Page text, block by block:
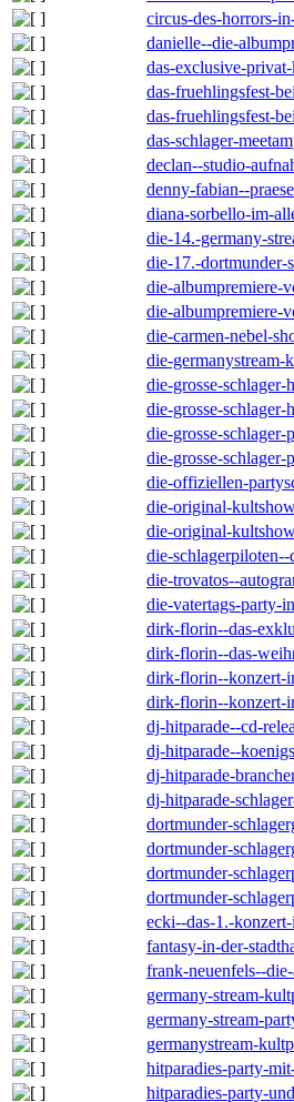
circus-des-horrors-
danielle--die-
das-exclusive-
das-fruehlingsfest-
das-fruehlingsfest-
das-schlager-
declan--studio-
denny-fabian--
diana-sorbello-im-
die-14.-germany-
die-17.-dortmunder-
die-albumpremiere-
die-albumpremiere-
die-carmen-nebel-
die-germanystream-
die-grosse-
die-grosse-
die-grosse-
die-grosse-
die-offiziellen-
die-original-
die-original-
die-
die-trovatos--
die-vatertags-party-
dirk-florin--das-
dirk-florin--das-
dirk-florin--konzert-
dirk-florin--konzert-
dj-hitparade--cd-
dj-hitparade--
dj-hitparade-
dj-hitparade-
dortmunder-
dortmunder-
dortmunder-
dortmunder-
ecki--das-1.-
fantasy-in-der-
frank-neuenfels--
germany-stream-
germany-stream-
germanystream-
hitparadies-party-
hitparadies-party-